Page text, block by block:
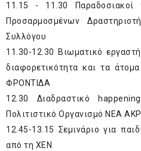
11.15 - 11.30
Προσαρμοσμένων
Συλλόγου
11.30-12.30 Βιωματικό
διαφορετικότητα και τα
ΦΡΟΝΤΙΔΑ
12.30 Διαδραστικό
Πολιτιστικό Οργανισμό ΝΕΑ
12.45-13.15 Σεμινάριο για
από τη ΧΕΝ